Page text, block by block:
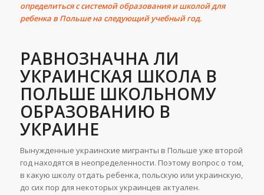
определиться с системой образования и школой для
ребенка в Польше на следующий учебный год.
РАВНОЗНАЧНА ЛИ
УКРАИНСКАЯ ШКОЛА В
ПОЛЬШЕ ШКОЛЬНОМУ
ОБРАЗОВАНИЮ В
УКРАИНЕ
Вынужденные украинские мигранты в Польше уже второй
год находятся в неопределенности. Поэтому вопрос о том,
в какую школу отдать ребенка, польскую или украинскую,
до сих пор для некоторых украинцев актуален.